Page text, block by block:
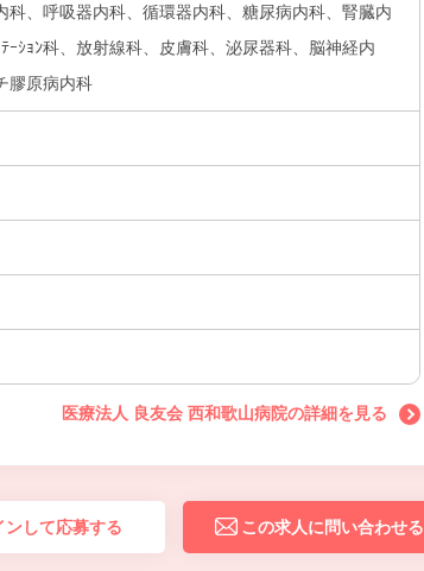
科、呼吸器内科、循環器内科、糖尿病内科、腎臓内
ｰｼｮﾝ科、放射線科、皮膚科、泌尿器科、脳神経内
膠原病内科
医療法人 良友会 西和歌山病院の詳細を見る
ンして応募する この求人に問い合わせる